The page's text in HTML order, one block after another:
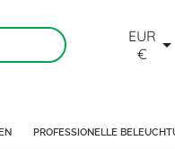
EUR
€

PROFESSIONELLE